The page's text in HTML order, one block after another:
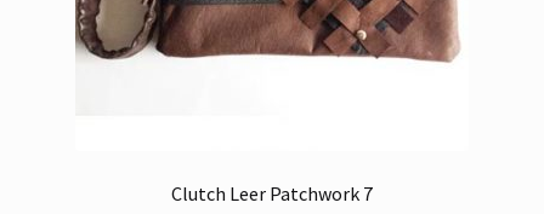
Clutch Leer Patchwork 7